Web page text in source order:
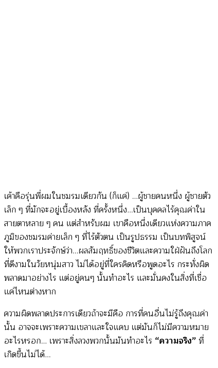
เค้าคือรุ่นพี่ผมในชมรมเดียวกัน (ก็แค่) …ผู้ชายคนหนึ่ง ผู้ชายตัว
เล็ก ๆ ที่มักจะอยู่เบื้องหลัง ที่ครั้งหนึ่ง…เป็นบุคคลไร้คุณค่าใน
สายตาหลาย ๆ คน แต่สำหรับผม เขาคือหนึ่งเดียวแห่งความภาค
ภูมิของชมรมค่ายเล็ก ๆ ที่ไร้ตัวตน เป็นรูปธรรม เป็นบทพิสูจน์
ให้พวกเราประจักษ์ว่า…ผลสัมฤทธิ์ของชีวิตและความใฝ่ฝันถึงโลก
ที่ดีงามในวัยหนุ่มสาว ไม่ได้อยู่ที่ใครคิดหรือพูดอะไร กระทั่งผิด
พลาดมาอย่างไร แต่อยู่คนๆ นั้นทำอะไร และมั่นคงในสิ่งที่เชื่อ
แค่ไหนต่างหาก
ความผิดพลาดประการเดียวถ้าจะมีคือ การที่คนอื่นไม่รู้ถึงคุณค่า
นั้น อาจจะเพราะความเขลาและใจแคบ แต่มันก็ไม่มีความหมาย
อะไรหรอก… เพราะสิ่งลวงพวกนั้นมันทำอะไร “ความจริง”ที่
เกิดขึ้นไม่ได้…